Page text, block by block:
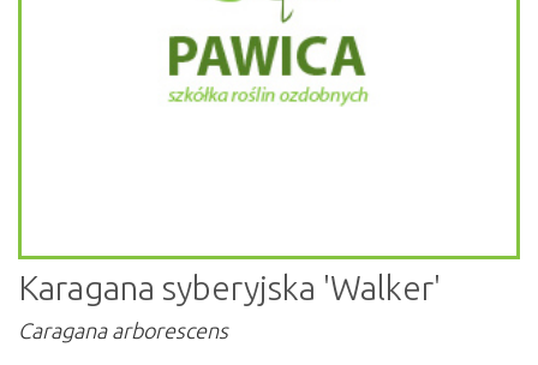
Karagana syberyjska 'Walker'
Caragana arborescens